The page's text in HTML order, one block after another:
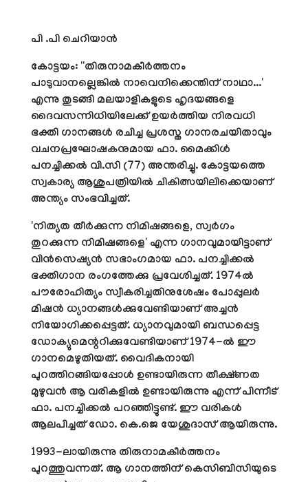
പി .പി ചെറിയാന്‍
കോട്ടയം: ''തിരുനാമകീര്‍ത്തനം
പാടുവാനല്ലെങ്കില്‍ നാവെനിക്കെന്തിന് നാഥാ...'
എന്നു തുടങ്ങി മലയാളികളുടെ ഹൃദയങ്ങളെ
ദൈവസന്നിധിയിലേക്ക് ഉയര്‍ത്തിയ നിരവധി
ഭക്തി ഗാനങ്ങള്‍ രചിച്ച പ്രശസ്ത ഗാനരചയിതാവും
വചനപ്രഘോഷകനുമായ ഫാ. മൈക്കിള്‍
പനച്ചിക്കല്‍ വി.സി (77) അന്തരിച്ചു. കോട്ടയത്തെ
സ്വകാര്യ ആശുപത്രിയില്‍ ചികിത്സയിലിക്കെയാണ്
അന്ത്യം സംഭവിച്ചത്.
'നിത്യത തീര്‍ക്കുന്ന നിമിഷങ്ങളെ, സ്വര്‍ഗം
തുറക്കുന്ന നിമിഷങ്ങളെ' എന്ന ഗാനവുമായിട്ടാണ്
വിന്‍സെഷ്യന്‍ സഭാംഗമായ ഫാ. പനച്ചിക്കല്‍
ഭക്തിഗാന രംഗത്തേക്കു പ്രവേശിച്ചത്. 1974ല്‍
പൗരോഹിത്യം സ്വീകരിച്ചതിനുശേഷം പോപ്പുലര്‍
മിഷന്‍ ധ്യാനങ്ങള്‍ക്കുവേണ്ടിയാണ് അച്ചന്‍
നിയോഗിക്കപ്പെട്ടത്. ധ്യാനവുമായി ബന്ധപ്പെട്ട
ഡോക്യുമെന്ററിക്കുവേണ്ടിയാണ് 1974-ല്‍ ഈ
ഗാനമെഴുതിയത്. വൈദികനായി
പുറത്തിറങ്ങിയപ്പോള്‍ ഉണ്ടായിരുന്ന തീക്ഷ്ണത
മുഴുവന്‍ ആ വരികളില്‍ ഉണ്ടായിരുന്നു എന്ന് പിന്നീട്
ഫാ. പനച്ചിക്കല്‍ പറഞ്ഞിട്ടുണ്ട്. ഈ വരികള്‍
ആലപിച്ചത് ഡോ. കെ.ജെ യേശുദാസ് ആയിരുന്നു.
1993-ലായിരുന്നു തിരുനാമകീര്‍ത്തനം
പുറത്തുവന്നത്. ആ ഗാനത്തിന് കെസിബിസിയുടെ